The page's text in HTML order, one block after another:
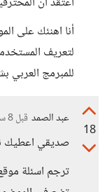
أنا اهنئك على
لتعريف
للمبرمج
18
عبد الصمد قبل 8 سنوات
صديقي اعطيك